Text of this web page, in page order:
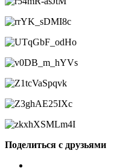
Поделиться с друзьями